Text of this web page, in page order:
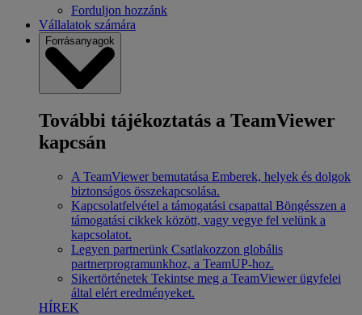
Forduljon hozzánk
Vállalatok számára
Forrásanyagok
További tájékoztatás a TeamViewer
kapcsán
A TeamViewer bemutatása Emberek, helyek és dolgok
biztonságos összekapcsolása.
Kapcsolatfelvétel a támogatási csapattal Böngésszen a
támogatási cikkek között, vagy vegye fel velünk a
kapcsolatot.
Legyen partnerünk Csatlakozzon globális
partnerprogramunkhoz, a TeamUP-hoz.
Sikertörténetek Tekintse meg a TeamViewer ügyfelei
által elért eredményeket.
HÍREK